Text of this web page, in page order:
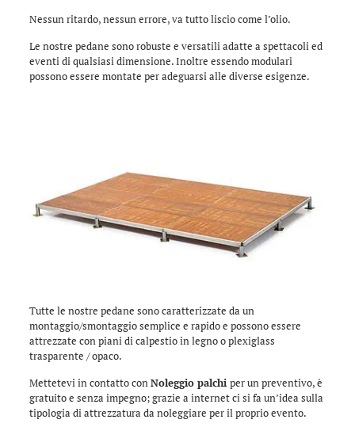
Nessun ritardo, nessun errore, va tutto liscio come l’olio.
Le nostre pedane sono robuste e versatili adatte a spettacoli ed
eventi di qualsiasi dimensione. Inoltre essendo modulari
possono essere montate per adeguarsi alle diverse esigenze.
Tutte le nostre pedane sono caratterizzate da un
montaggio/smontaggio semplice e rapido e possono essere
attrezzate con piani di calpestio in legno o plexiglass
trasparente / opaco.
Mettetevi in contatto conNoleggio palchi per un preventivo, è
gratuito e senza impegno; grazie a internet ci si fa un’idea sulla
tipologia di attrezzatura da noleggiare per il proprio evento.